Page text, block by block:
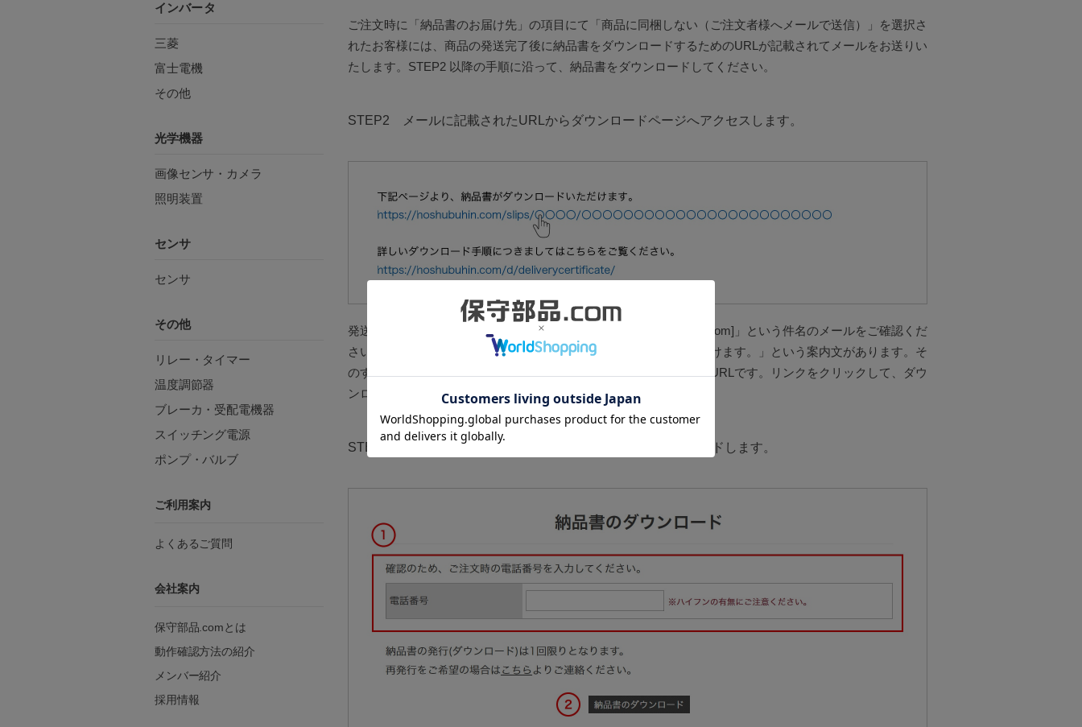
ご注文時に「納品書のお届け先」の項目にて「商品に同梱しない（ご注文者様へメールで送信）」を選択さ
れたお客様には、商品の発送完了後に納品書をダウンロードするためのURLが記載されてメールをお送りい
たします。STEP2 以降の手順に沿って、納品書をダウンロードしてください。
STEP2 メールに記載されたURLからダウンロードページへアクセスします。
発送完了時にお送りしております「商品を発送しました [保守部品.com]」という件名のメールをご確認くだ
さい。メール内に「下記ページより、納品書がダウンロードいただけます。」という案内文があります。そ
のすぐ下に記載されたリンクが、納品書のダウンロードページへのURLです。リンクをクリックして、ダウ
ンロードページへアクセスします。
STEP3 ご注文時の電話番号を入力して、納品書をダウンロードします。
インバータ
三菱
富士電機
その他
光学機器
画像センサ・カメラ
照明装置
センサ
センサ
その他
リレー・タイマー
温度調節器
ブレーカ・受配電機器
スイッチング電源
ポンプ・バルブ
ご利用案内
よくあるご質問
会社案内
保守部品.comとは
動作確認方法の紹介
メンバー紹介
採用情報